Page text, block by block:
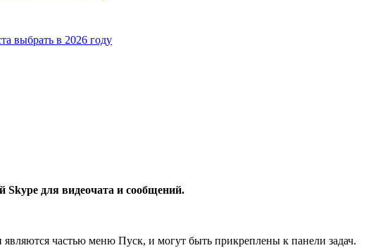
выбрать в 2026 году
для видеочата и сообщений.
частью меню Пуск, и могут быть прикреплены к панели задач.